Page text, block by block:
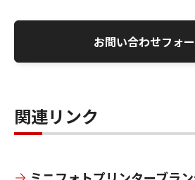
お問い合わせフォ
関連リンク